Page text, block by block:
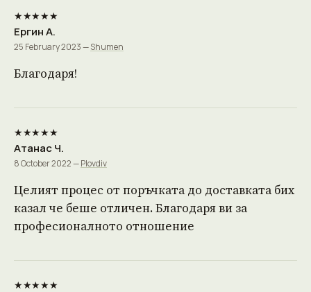
★★★★★
Ергин А.
25 February 2023 —Shumen
Благодаря!
★★★★★
Атанас Ч.
8 October 2022 —Plovdiv
Целият процес от поръчката до доставката бих
казал че беше отличен. Благодаря ви за
професионалното отношение
★★★★★